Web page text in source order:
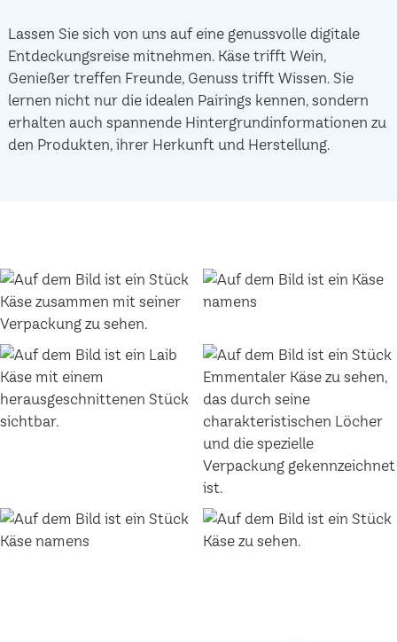
Lassen Sie sich von uns auf eine genussvolle digitale
Entdeckungsreise mitnehmen. Käse trifft Wein,
Genießer treffen Freunde, Genuss trifft Wissen. Sie
lernen nicht nur die idealen Pairings kennen, sondern
erhalten auch spannende Hintergrundinformationen zu
den Produkten, ihrer Herkunft und Herstellung.